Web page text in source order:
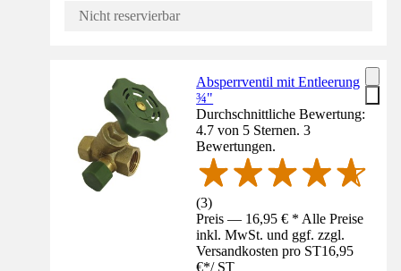
Nicht reservierbar
Absperrventil mit Entleerung
¾"
Durchschnittliche Bewertung:
4.7 von 5 Sternen. 3
Bewertungen.
(3)
Preis — 16,95 € * Alle Preise
inkl. MwSt. und ggf. zzgl.
Versandkosten pro ST16,95
€*/ ST